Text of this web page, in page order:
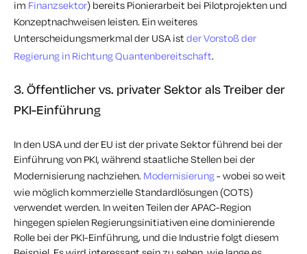
im Finanzsektor) bereits Pionierarbeit bei Pilotprojekten und
Konzeptnachweisen leisten. Ein weiteres
Unterscheidungsmerkmal der USA istder Vorstoß der
Regierung in Richtung Quantenbereitschaft.
3. Öffentlicher vs. privater Sektor als Treiber der
PKI-Einführung
In den USA und der EU ist der private Sektor führend bei der
Einführung von PKI, während staatliche Stellen bei der
Modernisierung nachziehen. Modernisierung- wobei so weit
wie möglich kommerzielle Standardlösungen (COTS)
verwendet werden. In weiten Teilen der APAC-Region
hingegen spielen Regierungsinitiativen eine dominierende
Rolle bei der PKI-Einführung, und die Industrie folgt diesem